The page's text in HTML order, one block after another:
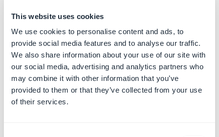
This website uses cookies
We use cookies to personalise content and ads, to
provide social media features and to analyse our traffic.
We also share information about your use of our site with
our social media, advertising and analytics partners who
may combine it with other information that you’ve
provided to them or that they’ve collected from your use
of their services.
estatísticas do seu App
Publicar seus canais de
venda
Saiba mais →